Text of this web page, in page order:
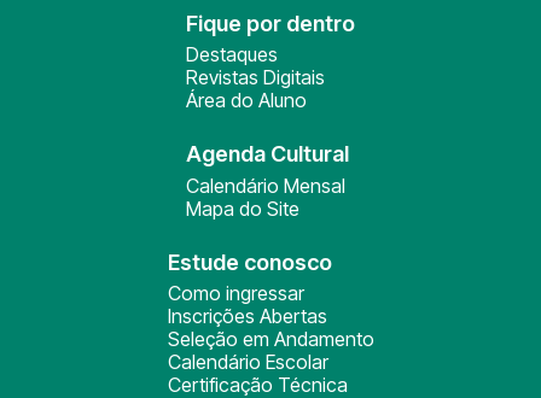
Fique por dentro
Destaques
Revistas Digitais
Área do Aluno
Agenda Cultural
Calendário Mensal
Mapa do Site
Estude conosco
Como ingressar
Inscrições Abertas
Seleção em Andamento
Calendário Escolar
Certificação Técnica